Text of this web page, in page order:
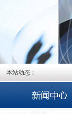
本站动态：